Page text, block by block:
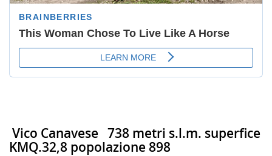
Vico Canavese 738 metri s.l.m. superfice
KMQ.32,8 popolazione 898